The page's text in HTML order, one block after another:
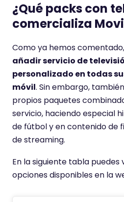
¿Qué packs con
comercializa
Como ya hemos comentado,
añadir servicio de
personalizado en todas
móvil. Sin embargo,
propios paquetes
servicio, haciendo especial
de fútbol y en contenido de
de streaming.
En la siguiente tabla puedes
opciones disponibles en la